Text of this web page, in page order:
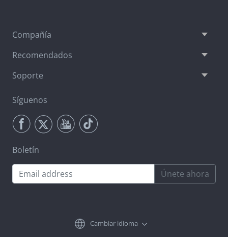
Compañía
Recomendados
Soporte
Síguenos
Boletín
Únete ahora
Cambiar idioma